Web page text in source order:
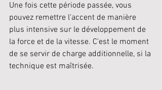
Une fois cette période passée, vous
pouvez remettre l'accent de manière
plus intensive sur le développement de
la force et de la vitesse. C'est le moment
de se servir de charge additionnelle, si la
technique est maîtrisée.